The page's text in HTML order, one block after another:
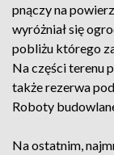
pnączy na
wyróżniał się
pobliżu którego
Na części terenu
także rezerwa
Roboty
Na ostatnim,